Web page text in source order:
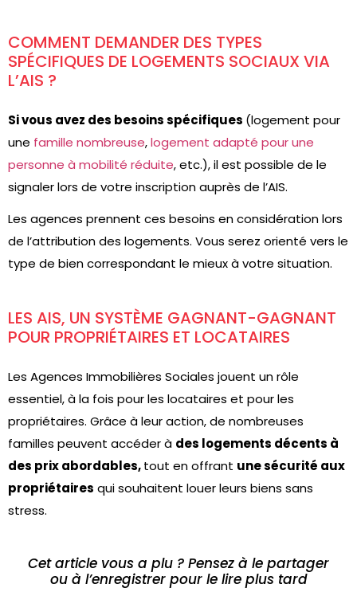
COMMENT DEMANDER DES TYPES
SPÉCIFIQUES DE LOGEMENTS SOCIAUX VIA
L’AIS ?
Si vous avez des besoins spécifiques (logement pour
une famille nombreuse,logement adapté pour une
personne à mobilité réduite, etc.), il est possible de le
signaler lors de votre inscription auprès de l’AIS.
Les agences prennent ces besoins en considération lors
de l’attribution des logements. Vous serez orienté vers le
type de bien correspondant le mieux à votre situation.
LES AIS, UN SYSTÈME GAGNANT-GAGNANT
POUR PROPRIÉTAIRES ET LOCATAIRES
Les Agences Immobilières Sociales jouent un rôle
essentiel, à la fois pour les locataires et pour les
propriétaires. Grâce à leur action, de nombreuses
familles peuvent accéder à des logements décents à
des prix abordables,tout en offrant une sécurité aux
propriétaires qui souhaitent louer leurs biens sans
stress.
Cet article vous a plu ? Pensez à le partager
ou à l’enregistrer pour le lire plus tard